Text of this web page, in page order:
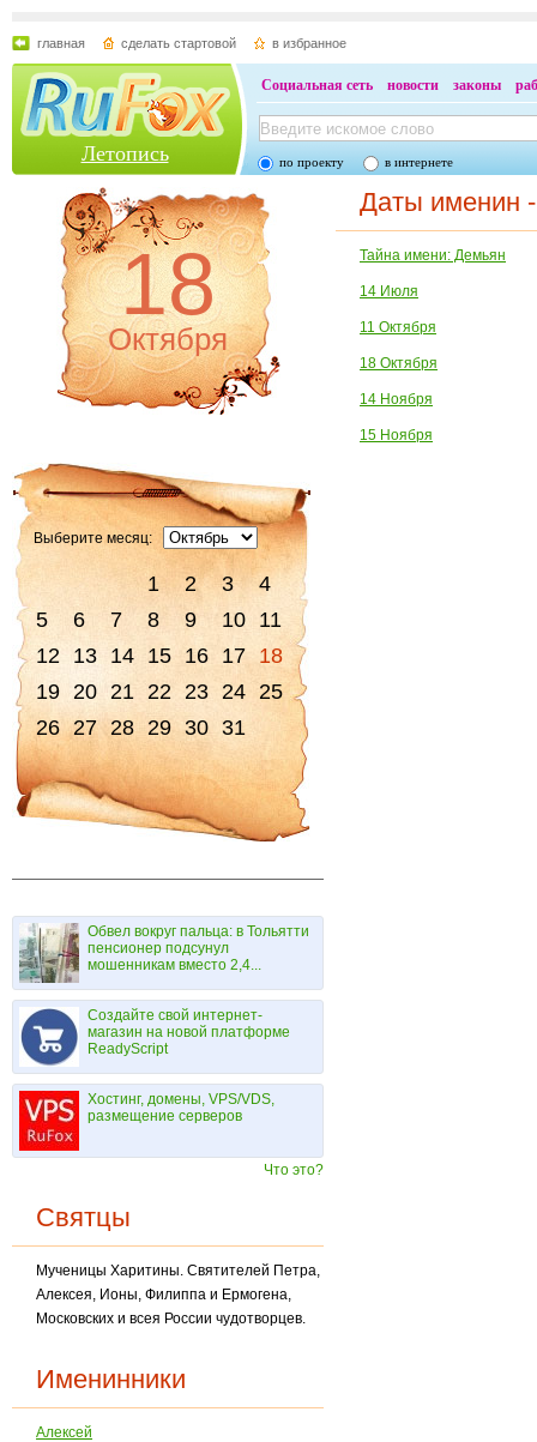
главная сделать стартовой в избранное
Летопись
Социальная сеть новости законы
по проекту в интернете
18
Октября
Выберите месяц:
1 2 3
4
5
6 7 8 9 10 11
12 13 14 15 16 17 18
19 20 21 22 23 24 25
26 27 28 29 30 31
Обвел вокруг пальца: в Тольятти
пенсионер подсунул
мошенникам вместо 2,4...
Создайте свой интернет-
магазин на новой платформе
ReadyScript
Хостинг, домены, VPS/VDS,
размещение серверов
Что это?
Святцы
Мученицы Харитины. Святителей Петра,
Алексея, Ионы, Филиппа и Ермогена,
Москов­ских и всея России чудотворцев.
Именинники
Алексей
Даты именин
Тайна имени: Демьян
14 Июля
11 Октября
18 Октября
14 Ноября
15 Ноября